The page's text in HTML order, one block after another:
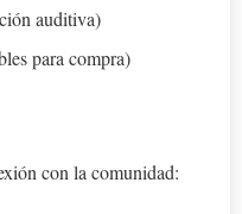
auditiva)
para compra)
con la comunidad: